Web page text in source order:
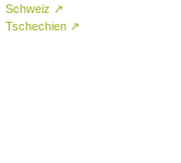
Schweiz ↗
Tschechien ↗